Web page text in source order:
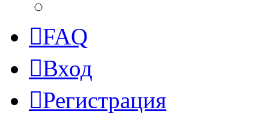
FAQ
Вход
Регистрация